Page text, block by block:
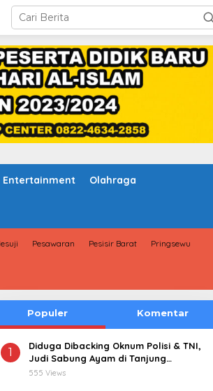
Entertainment Olahraga
Pesawaran Pesisir Barat Pringsewu
Populer Komentar
1
Diduga Dibacking Oknum Polisi & TNI,
Judi Sabung Ayam di Tanjung
Kemuning “Kebal Hukum”
555 Views